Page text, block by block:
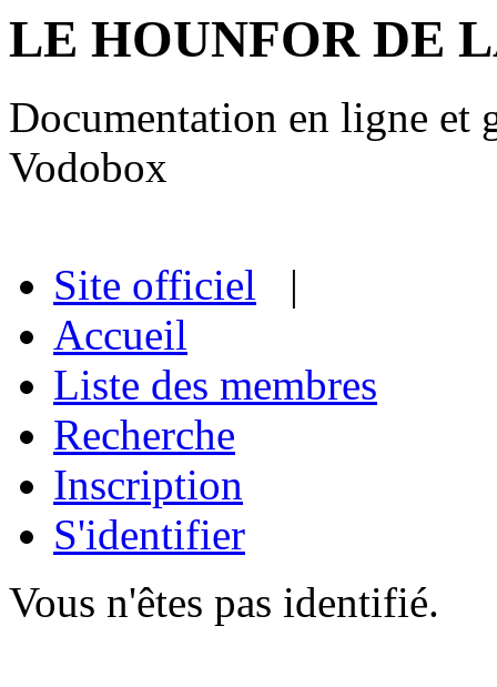
LE HOUNFOR DE
Documentation en ligne et
Vodobox
Site officiel |
Accueil
Liste des membres
Recherche
Inscription
S'identifier
Vous n'êtes pas identifié.